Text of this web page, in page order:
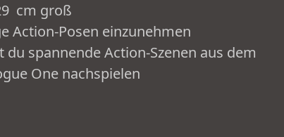
cm groß
Action-Posen einzunehmen
spannende Action-Szenen aus dem
One nachspielen